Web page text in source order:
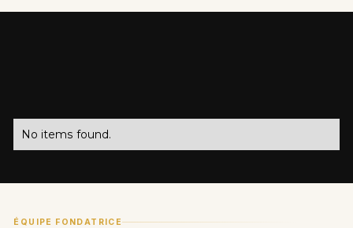
No items found.
ÉQUIPE FONDATRICE